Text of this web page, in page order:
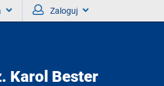
Zaloguj
Karol Bester